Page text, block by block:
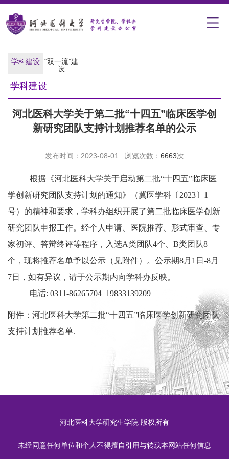
学科建设 “双一流”建
设
学科建设
河北医科大学关于第二批“十四五”临床医学创
新研究团队支持计划推荐名单的公示
发布时间：2023-08-01 浏览次数： 6663次
根据《河北医科大学关于启动第二批“十四五”临床医
学创新研究团队支持计划的通知》（冀医学科〔 2023〕 1
号）的精神和要求，学科办组织开展了第二批临床医学创新
研究团队申报工作。经个人申请、医院推荐、形式审查、专
家初评、答辩终评等程序，入选A类团队4个、 B类团队8
个，现将推荐名单予以公示（见附件）。公示期8月 1 日 -8月
7日，如有异议，请于公示期内向学科办反映。
电话: 0311-86265704 19833139209
附件： 河北医科大学第二批“十四五”临床医学创新研究团队
支持计划推荐名单.
河北医科大学研究生学院 版权所有
未经同意任何单位和个人不得擅自引用与转载本网站任何信息